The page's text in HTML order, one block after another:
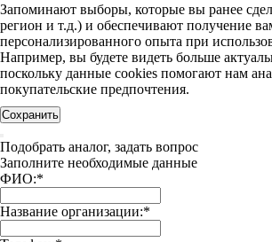
Запоминают выборы, которые вы ранее
регион и т.д.) и обеспечивают получение
персонализированного опыта при
Например, вы будете видеть больше
поскольку данные cookies помогают нам
покупательские предпочтения.
Сохранить
Подобрать аналог, задать вопрос
Заполните необходимые данные
ФИО:*
Название организации:*